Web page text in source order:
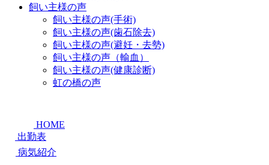
飼い主様の声
飼い主様の声(手術)
飼い主様の声(歯石除去)
飼い主様の声(避妊・去勢)
飼い主様の声（輸血）
飼い主様の声(健康診断)
虹の橋の声
HOME
出勤表
病気紹介